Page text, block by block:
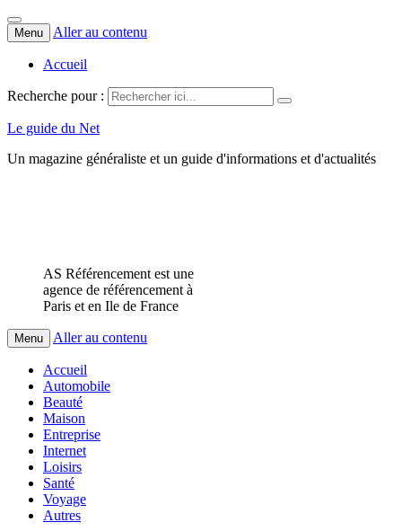
Menu Aller au contenu
Accueil
Recherche pour :
Le guide du Net
Un magazine généraliste et un guide d'informations et d'actualités
AS Référencement est une
agence de référencement à
Paris et en Ile de France
Menu Aller au contenu
Accueil
Automobile
Beauté
Maison
Entreprise
Internet
Loisirs
Santé
Voyage
Autres